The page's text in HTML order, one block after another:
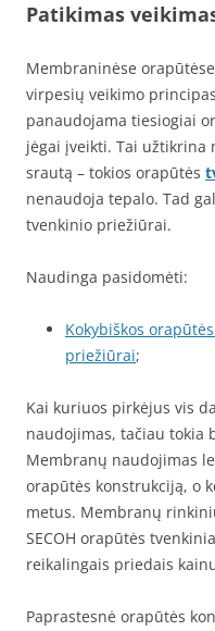
Patikimas
Membraninėse
virpesių veikimo
panaudojama tiesiogiai
jėgai įveikti. Tai užtikrina
srautą – tokios orapūtės
nenaudoja tepalo. Tad
tvenkinio priežiūrai.
Naudinga pasidomėti:
Kokybiškos
priežiūrai;
Kai kuriuos pirkėjus vis
naudojimas, tačiau tokia
Membranų naudojimas
orapūtės konstrukciją, o
metus. Membranų
SECOH orapūtės
reikalingais priedais
Paprastesnė orapūtės